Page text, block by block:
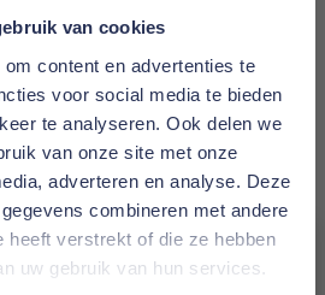
van cookies
content en advertenties te
voor social media te bieden
te analyseren. Ook delen we
van onze site met onze
adverteren en analyse. Deze
combineren met andere
heeft verstrekt of die ze hebben
uw gebruik van hun services.
Green